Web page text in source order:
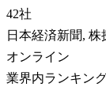
42社
日本経済新聞, 株
オンライン
業界内ランキン